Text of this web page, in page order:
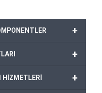
+
+
+
HİZMETLERİ